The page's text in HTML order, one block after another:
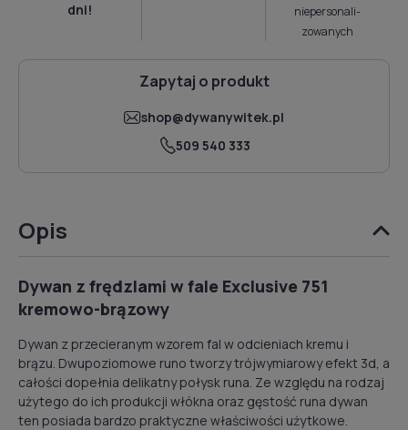
dni!
niepersonali­
zowanych
Zapytaj o produkt
shop@dywanywitek.pl
509 540 333
Opis
Dywan z frędzlami w fale Exclusive 751
kremowo-brązowy
Dywan z przecieranym wzorem fal w odcieniach kremu i
brązu. Dwupoziomowe runo tworzy trójwymiarowy efekt 3d, a
całości dopełnia delikatny połysk runa. Ze względu na rodzaj
użytego do ich produkcji włókna oraz gęstość runa dywan
ten posiada bardzo praktyczne właściwości użytkowe.